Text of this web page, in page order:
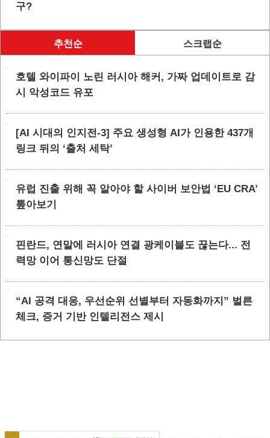
구?
추천순 스크랩순
호텔 와이파이 노린 러시아 해커, 가짜 업데이트로 감
시 악성코드 유포
[AI 시대의 인지전-3] 주요 생성형 AI가 인용한 437개
링크 뒤의 ‘출처 세탁’
유럽 진출 위해 꼭 알아야 할 사이버 보안법 ‘EU CRA’
톺아보기
핀란드, 연말에 러시아 연결 광케이블도 끊는다... 전
력망 이어 통신망도 단절
“AI 공격 대응, 우선순위 선별부터 자동화까지” 벌른
체크, 증거 기반 인텔리전스 제시